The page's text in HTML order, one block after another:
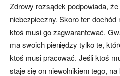
Zdrowy rozsądek podpowiada,
niebezpieczny. Skoro ten
ktoś musi go zagwarantować.
ma swoich pieniędzy tylko te,
ktoś musi pracować. Jeśli ktoś
staje się on niewolnikiem tego, na